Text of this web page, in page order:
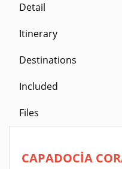
Detail
Itinerary
Destinations
Included
Files
CAPADOCİA